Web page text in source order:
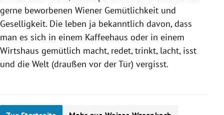
gerne beworbenen Wiener Gemütlichkeit und
Geselligkeit. Die leben ja bekanntlich davon, dass
man es sich in einem Kaffeehaus oder in einem
Wirtshaus gemütlich macht, redet, trinkt, lacht, isst
und die Welt (draußen vor der Tür) vergisst.